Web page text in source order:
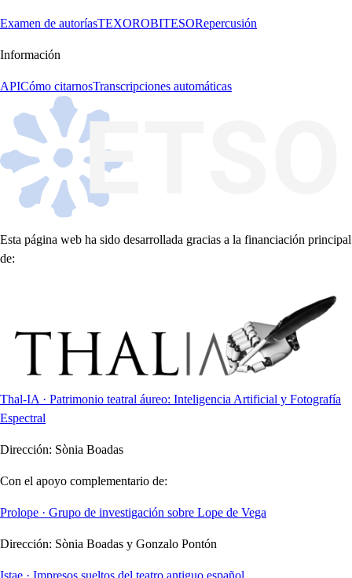
Examen de autoríasTEXOROBITESORepercusión
Información
APICómo citarnosTranscripciones automáticas
Esta página web ha sido desarrollada gracias a la financiación principal
de:
Thal-IA · Patrimonio teatral áureo: Inteligencia Artificial y Fotografía
Espectral
Dirección: Sònia Boadas
Con el apoyo complementario de:
Prolope · Grupo de investigación sobre Lope de Vega
Dirección: Sònia Boadas y Gonzalo Pontón
Istae · Impresos sueltos del teatro antiguo español